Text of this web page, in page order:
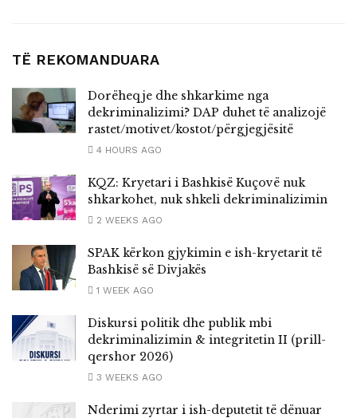
TË REKOMANDUARA
Dorëheqje dhe shkarkime nga
dekriminalizimi? DAP duhet të analizojë
rastet/motivet/kostot/përgjegjësitë
4 HOURS AGO
KQZ: Kryetari i Bashkisë Kuçovë nuk
shkarkohet, nuk shkeli dekriminalizimin
2 WEEKS AGO
SPAK kërkon gjykimin e ish-kryetarit të
Bashkisë së Divjakës
1 WEEK AGO
Diskursi politik dhe publik mbi
dekriminalizimin & integritetin II (prill-
qershor 2026)
3 WEEKS AGO
Nderimi zyrtar i ish-deputetit të dënuar